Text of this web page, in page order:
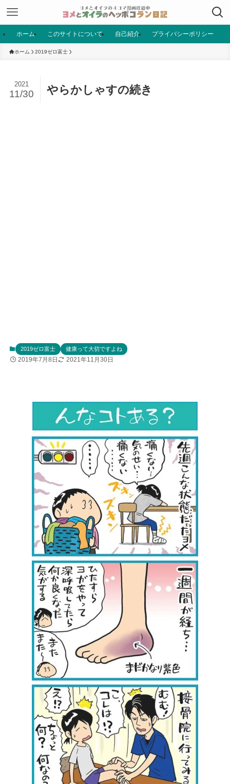
ホーム このサイトについて 自己紹介 プライバシーポリシー
ホーム 2019ゼロ富士
やらかしゃすの続き
2021
11/30
2019ゼロ富士 健康って大切ですよね
2019年7月8日 2021年11月30日